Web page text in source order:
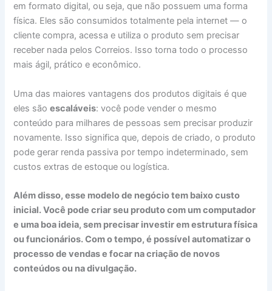
em formato digital, ou seja, que não possuem uma forma
física. Eles são consumidos totalmente pela internet — o
cliente compra, acessa e utiliza o produto sem precisar
receber nada pelos Correios. Isso torna todo o processo
mais ágil, prático e econômico.
Uma das maiores vantagens dos produtos digitais é que
eles sãoescaláveis: você pode vender o mesmo
conteúdo para milhares de pessoas sem precisar produzir
novamente. Isso significa que, depois de criado, o produto
pode gerar renda passiva por tempo indeterminado, sem
custos extras de estoque ou logística.
Além disso, esse modelo de negócio tem baixo custo
inicial. Você pode criar seu produto com um computador
e uma boa ideia, sem precisar investir em estrutura física
ou funcionários. Com o tempo, é possível automatizar o
processo de vendas e focar na criação de novos
conteúdos ou na divulgação.